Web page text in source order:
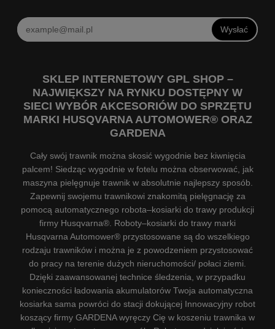
Wysłać
SKLEP INTERNETOWY GPL SHOP –
NAJWIĘKSZY NA RYNKU DOSTĘPNY W
SIECI WYBÓR AKCESORIÓW DO SPRZĘTU
MARKI HUSQVARNA AUTOMOWER® ORAZ
GARDENA
Cały swój trawnik można skosić wygodnie bez kiwnięcia
palcem! Siedząc wygodnie w fotelu można obserwować, jak
maszyna pielęgnuje trawnik w absolutnie najlepszy sposób.
Zapewnij swojemu trawnikowi znakomitą pielęgnację za
pomocą automatycznego robota–kosiarki do trawy produkcji
firmy Husqvarna®. Roboty–kosiarki do trawy marki
Husqvarna Automower® przystosowane są do wszelkiego
rodzaju trawników i można je z powodzeniem przystosować
do pracy na terenie dużych nieruchomości/ połaci ziemi.
Dzięki zaawansowanej technice śledzenia, w przypadku
konieczności ładowania akumulatorów Twoja automatyczna
kosiarka sama powróci do stacji dokującej Innowacyjny robot
koszący firmy GARDENA wyręczy Cię w koszeniu trawnika w